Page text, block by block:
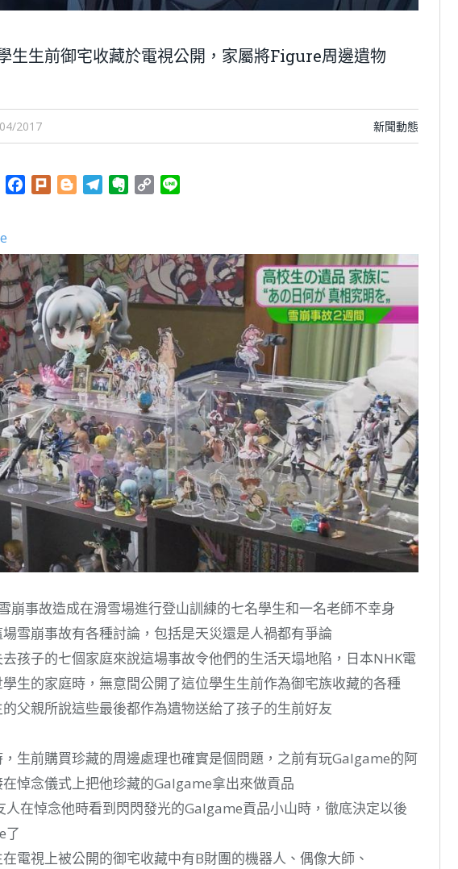
生生前御宅收藏於電視公開，家屬將Figure周邊遺物
2017 新聞動態
Facebook
Plurk BloggerTelegramEvernote
Copy
崩事故造成在滑雪場進行登山訓練的七名學生和一名老師不幸身
雪崩事故有各種討論，包括是天災還是人禍都有爭論
孩子的七個家庭來說這場事故令他們的生活天塌地陷，日本NHK電
生的家庭時，無意間公開了這位學生生前作為御宅族收藏的各種
父親所說這些最後都作為遺物送給了孩子的生前好友
生前購買珍藏的周邊處理也確實是個問題，之前有玩Galgame的阿
悼念儀式上把他珍藏的Galgame拿出來做貢品
在悼念他時看到閃閃發光的Galgame貢品小山時，徹底決定以後
了
電視上被公開的御宅收藏中有B財團的機器人、偶像大師、